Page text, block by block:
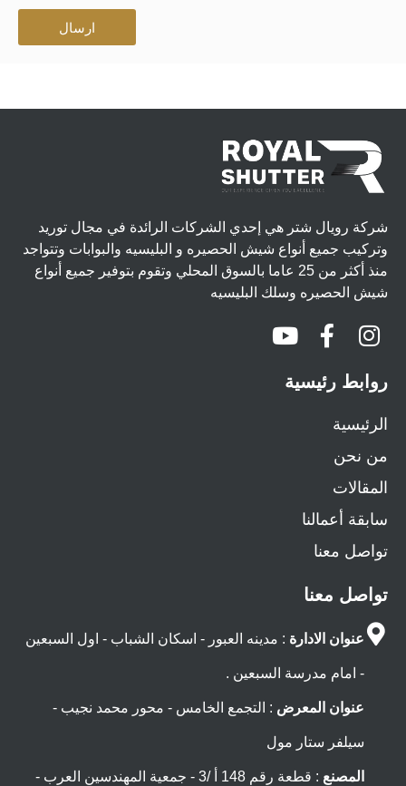
ارسال
شركة رويال شتر هي إحدي الشركات الرائدة في مجال توريد
وتركيب جميع أنواع شيش الحصيره و البليسيه والبوابات وتتواجد
منذ أكثر من 25 عاما بالسوق المحلي وتقوم بتوفير جميع أنواع
شيش الحصيره وسلك البليسيه
روابط رئيسية
الرئيسية
من نحن
المقالات
سابقة أعمالنا
تواصل معنا
تواصل معنا
عنوان الادارة : مدينه العبور - اسكان الشباب - اول السبعين
- امام مدرسة السبعين .
عنوان المعرض : التجمع الخامس - محور محمد نجيب -
سيلفر ستار مول
المصنع : قطعة رقم 148 أ /3 - جمعية المهندسين العرب -